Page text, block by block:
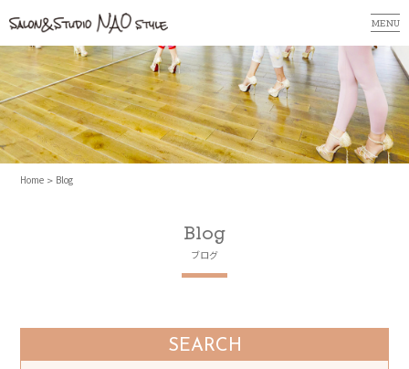
MENU
Home Blog
Blog
ブログ
SEARCH